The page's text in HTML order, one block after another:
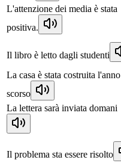
L'attenzione dei media è stata
positiva.
Il libro è letto dagli studenti
La casa è stata costruita l'anno
scorso
La lettera sarà inviata domani
Il problema sta essere risolto